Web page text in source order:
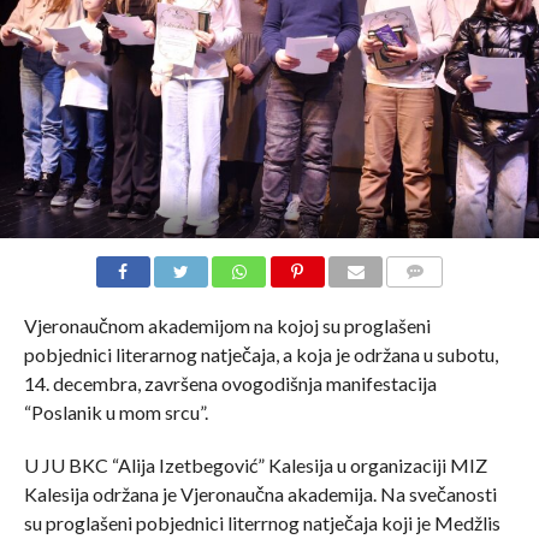
Vjeronaučnom akademijom na kojoj su proglašeni
pobjednici literarnog natječaja, a koja je održana u subotu,
14. decembra, završena ovogodišnja manifestacija
“Poslanik u mom srcu”.
U JU BKC “Alija Izetbegović” Kalesija u organizaciji MIZ
Kalesija održana je Vjeronaučna akademija. Na svečanosti
su proglašeni pobjednici literrnog natječaja koji je Medžlis